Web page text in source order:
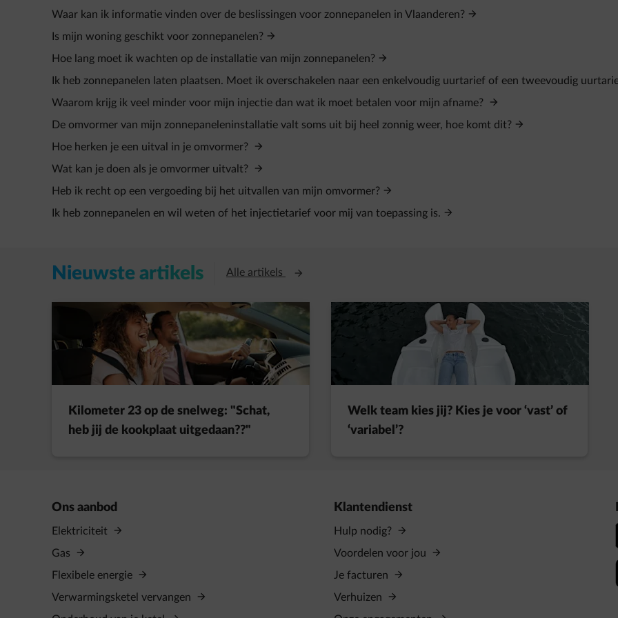
Waar kan ik informatie vinden over de beslissingen voor zonnepanelen in Vlaanderen?
Is mijn woning geschikt voor zonnepanelen?
Hoe lang moet ik wachten op de installatie van mijn zonnepanelen?
Ik heb zonnepanelen laten plaatsen. Moet ik overschakelen naar een enkelvoudig uurtarief of een tweevoudig
Waarom krijg ik veel minder voor mijn injectie dan wat ik moet betalen voor mijn afname?
De omvormer van mijn zonnepaneleninstallatie valt soms uit bij heel zonnig weer, hoe komt dit?
Hoe herken je een uitval in je omvormer?
Wat kan je doen als je omvormer uitvalt?
Heb ik recht op een vergoeding bij het uitvallen van mijn omvormer?
Ik heb zonnepanelen en wil weten of het injectietarief voor mij van toepassing is.
Nieuwste artikels Alle artikels Opent in een nieuw tabblad
Kilometer 23 op de snelweg: "Schat,
heb jij de kookplaat uitgedaan??"
Welk team kies jij? Kies je voor ‘vast’ of
‘variabel’?
Ons aanbod
Elektriciteit
Gas
Flexibele energie
Verwarmingsketel vervangen
Klantendienst
Hulp nodig?
Voordelen voor jou
Je facturen
Verhuizen